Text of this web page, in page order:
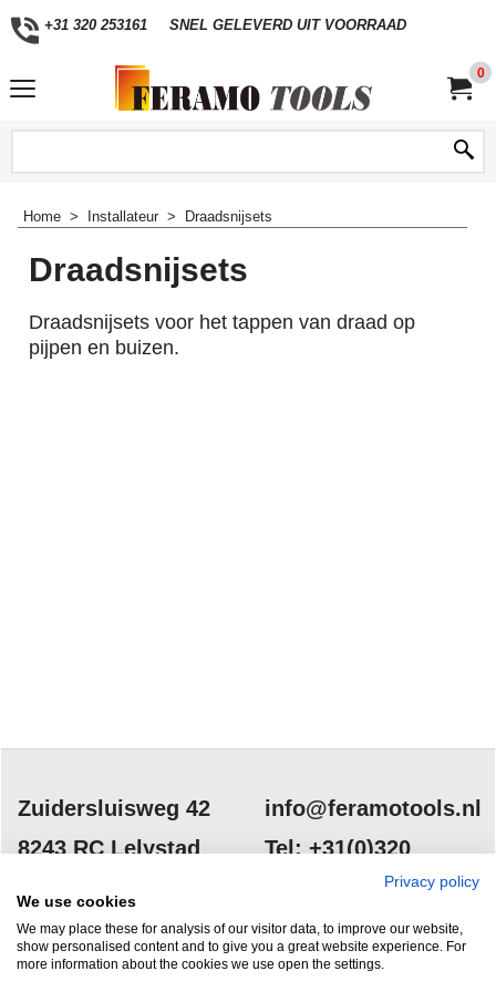
+31 320 253161 SNEL GELEVERD UIT VOORRAAD
0
Home > Installateur > Draadsnijsets
Draadsnijsets
Draadsnijsets voor het tappen van draad op
pijpen en buizen.
Zuidersluisweg 42
8243 RC Lelystad
info@feramotools.nl
Tel: +31(0)320
Privacy policy
We use cookies
We may place these for analysis of our visitor data, to improve our website,
show personalised content and to give you a great website experience. For
more information about the cookies we use open the settings.